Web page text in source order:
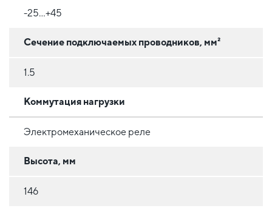
-25...+45
Сечение подключаемых проводников, мм²
1.5
Коммутация нагрузки
Электромеханическое реле
Высота, мм
146